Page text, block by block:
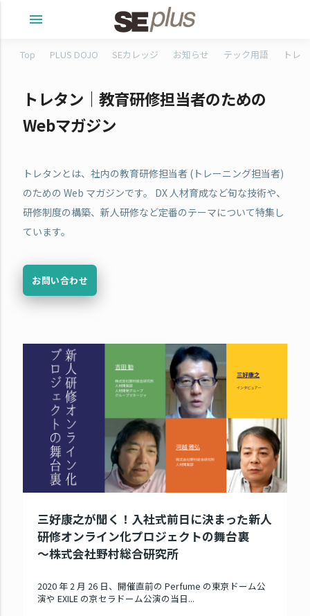
menu
Top PLUS DOJO SEカレッジ お知らせ テック用語 トレ
トレタン｜教育研修担当者のための
Webマガジン
トレタンとは、社内の教育研修担当者 (トレーニング担当者)
のための Web マガジンです。 DX 人材育成など旬な技術や、
研修制度の構築、新人研修など定番のテーマについて特集し
ています。
お問い合わせ
三好康之が聞く！入社式前日に決まった新人
研修オンライン化プロジェクトの舞台裏
～株式会社野村総合研究所
2020 年 2 月 26 日、開催直前の Perfume の東京ドーム公
演や EXILE の京セラドーム公演の当日...